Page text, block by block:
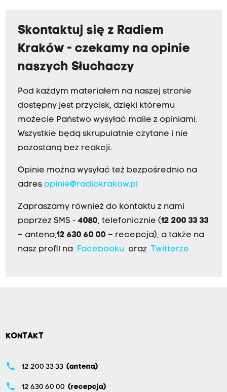
Skontaktuj się z Radiem
Kraków - czekamy na opinie
naszych Słuchaczy
Pod każdym materiałem na naszej stronie
dostępny jest przycisk, dzięki któremu
możecie Państwo wysyłać maile z opiniami.
Wszystkie będą skrupulatnie czytane i nie
pozostaną bez reakcji.
Opinie można wysyłać też bezpośrednio na
adres opinie@radiokrakow.pl
Zapraszamy również do kontaktu z nami
poprzez SMS - 4080, telefonicznie (12 200 33 33
– antena,12 630 60 00 – recepcja), a także na
nasz profil na Facebookuoraz Twitterze
KONTAKT
phone 12 200 33 33 (antena)
phone 12 630 60 00 (recepcja)